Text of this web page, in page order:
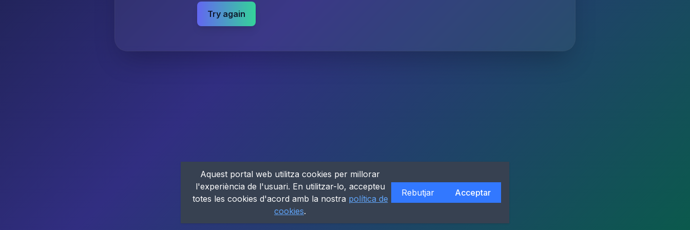
Try again
Aquest portal web utilitza cookies per millorar
l'experiència de l'usuari. En utilitzar-lo, accepteu
totes les cookies d'acord amb la nostra política de
cookies.
Rebutjar Acceptar